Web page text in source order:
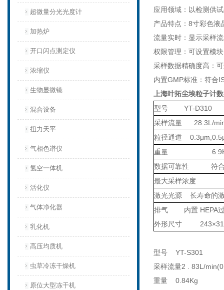
超微量分光光度计
加热炉
开口闪点测定仪
浓缩仪
生物显微镜
混合设备
扭力天平
气相色谱仪
氢空一体机
活化仪
气体净化器
乳化机
高压均质机
虫草冷冻干燥机
原位大型冻干机
应用领域：以检测供
产品特点：8寸彩色液
流量实时：显示采样
权限管理：可设置模
采样数据精确度高：
内置GMP标准：符合
上海叶拓尘埃粒子计
型号
YT-D310
采样流量
28.3L/
粒径通道
重量
数据可靠性
符
最大采样浓度
激光光源
长寿命的
排气
内置 HEPA
外形尺寸
型号
YT-S301
采样流量2
83L/
重量
0.84Kg